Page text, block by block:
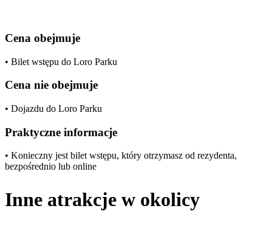
Cena obejmuje
• Bilet wstępu do Loro Parku
Cena nie obejmuje
• Dojazdu do Loro Parku
Praktyczne informacje
• Konieczny jest bilet wstępu, który otrzymasz od rezydenta,
bezpośrednio lub online
Inne atrakcje w okolicy